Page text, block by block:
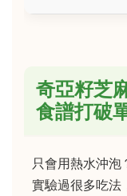
奇亞籽芝
食譜打破
只會用熱水沖
實驗過很多吃法